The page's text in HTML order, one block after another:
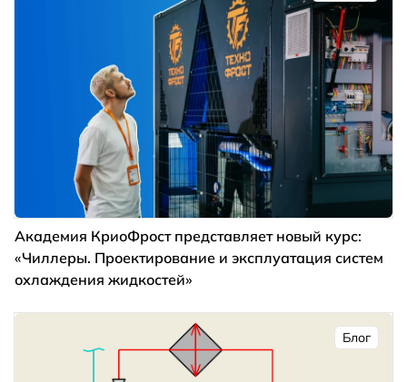
Академия КриоФрост представляет новый курс:
«Чиллеры. Проектирование и эксплуатация систем
охлаждения жидкостей»
Блог